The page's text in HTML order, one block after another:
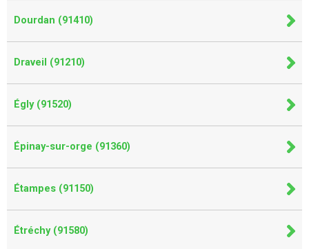
Dourdan (91410)
Draveil (91210)
Égly (91520)
Épinay-sur-orge (91360)
Étampes (91150)
Étréchy (91580)